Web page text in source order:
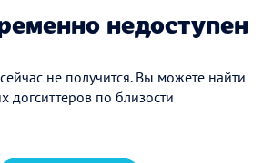
недоступен
не получится. Вы можете найти
догситтеров по близости